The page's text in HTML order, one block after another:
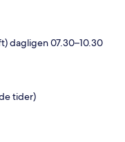
dagligen 07.30–10.30
tider)